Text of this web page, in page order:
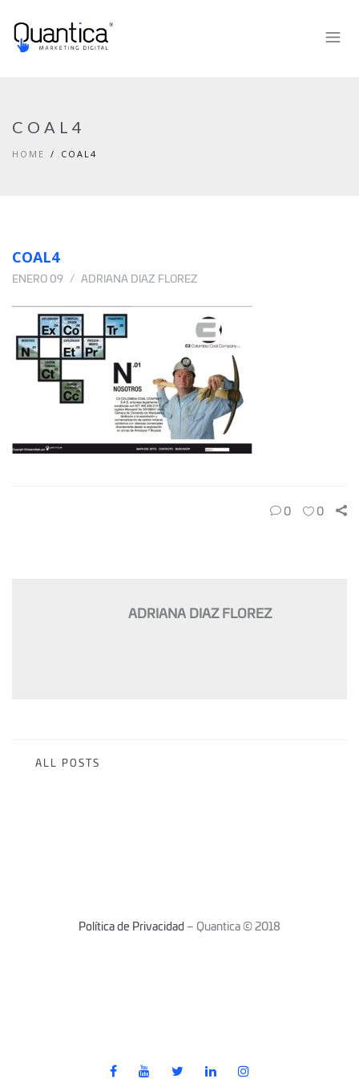
COAL4
HOME COAL4
COAL4
ENERO 09 ADRIANA DIAZ FLOREZ
0 0
ADRIANA DIAZ FLOREZ
ALL POSTS
Política de Privacidad – Quantica © 2018